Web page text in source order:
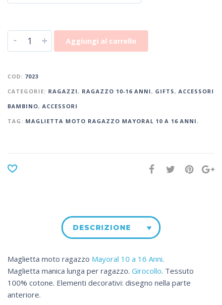
- + Aggiungi al carrello
COD: 7023
CATEGORIE: RAGAZZI, RAGAZZO 10-16 ANNI, GIFTS, ACCESSORI
BAMBINO, ACCESSORI
TAG: MAGLIETTA MOTO RAGAZZO MAYORAL 10 A 16 ANNI.
DESCRIZIONE
Maglietta moto ragazzo Mayoral 10 a 16 Anni.
Maglietta manica lunga per ragazzo. Girocollo. Tessuto
100% cotone. Elementi decorativi: disegno nella parte
anteriore.